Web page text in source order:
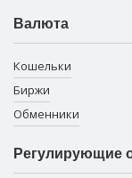
Валюта
Кошельки
Биржи
Обменники
Регулирующие